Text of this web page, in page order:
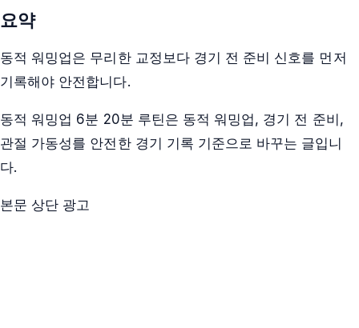
요약
동적 워밍업은 무리한 교정보다 경기 전 준비 신호를 먼저
기록해야 안전합니다.
동적 워밍업 6분 20분 루틴은 동적 워밍업, 경기 전 준비,
관절 가동성를 안전한 경기 기록 기준으로 바꾸는 글입니
다.
본문 상단 광고